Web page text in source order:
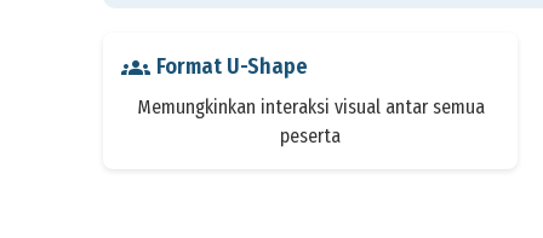
groups Format U-Shape
Memungkinkan interaksi visual antar semua
peserta